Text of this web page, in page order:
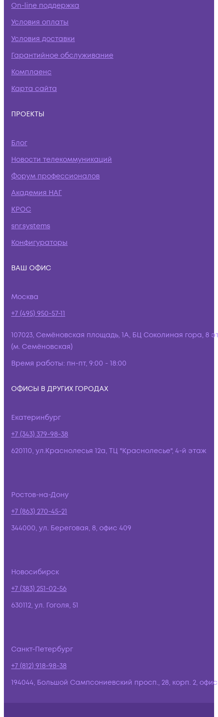
On-line поддержка
Условия оплаты
Условия доставки
Гарантийное обслуживание
Комплаенс
Карта сайта
ПРОЕКТЫ
Блог
Новости телекоммуникаций
Форум профессионалов
Академия НАГ
КРОС
snr.systems
Конфигураторы
ВАШ ОФИС
Москва
+7 (495) 950-57-11
107023, Семёновская площадь, 1А, БЦ Соколиная гора, 8
(м. Семёновская)
Время работы: пн-пт, 9:00 - 18:00
ОФИСЫ В ДРУГИХ ГОРОДАХ
Екатеринбург
+7 (343) 379-98-38
620110, ул.Краснолесья 12а, ТЦ "Краснолесье", 4-й этаж
Ростов-на-Дону
+7 (863) 270-45-21
344000, ул. Береговая, 8, офис 409
Новосибирск
+7 (383) 251-02-56
630112, ул. Гоголя, 51
Санкт-Петербург
+7 (812) 918-98-38
194044, Большой Сампсониевский просп., 28, корп. 2,